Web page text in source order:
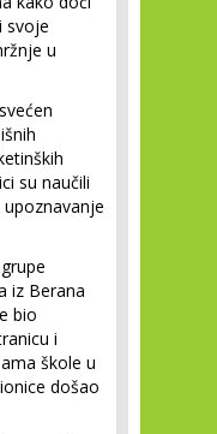
svoje
u
su naučili
iz Berana
bio
i
škole u
došao